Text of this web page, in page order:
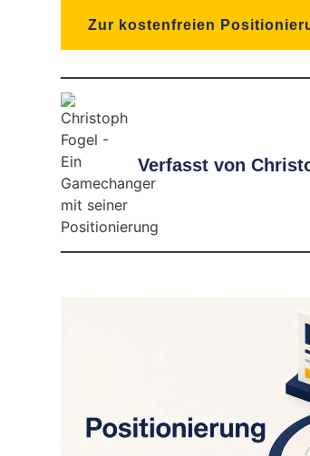
Zur kostenfreien
Verfasst von